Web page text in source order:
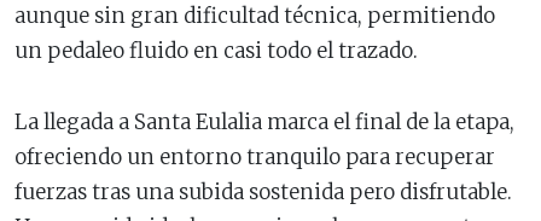
aunque sin gran dificultad técnica, permitiendo
un pedaleo fluido en casi todo el trazado.
La llegada a Santa Eulalia marca el final de la etapa,
ofreciendo un entorno tranquilo para recuperar
fuerzas tras una subida sostenida pero disfrutable.